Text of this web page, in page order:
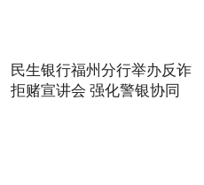
民生银行福州分行举办反诈
拒赌宣讲会 强化警银协同